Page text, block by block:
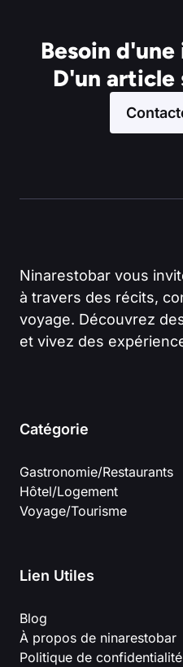
Besoin
D'un article
Ninarestobar vous
à travers des récits,
voyage. Découvrez
et vivez des
Catégorie
Gastronomie/Restaurants
Hôtel/Logement
Voyage/Tourisme
Lien Utiles
Blog
À propos de ninarestobar
Politique de confidentialité